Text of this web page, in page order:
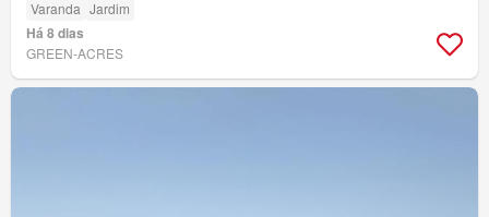
Varanda Jardim
Há 8 dias
GREEN-ACRES